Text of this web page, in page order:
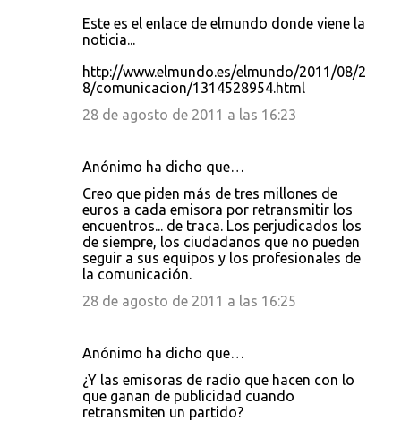
Este es el enlace de elmundo donde viene la
noticia...
http://www.elmundo.es/elmundo/2011/08/2
8/comunicacion/1314528954.html
28 de agosto de 2011 a las 16:23
Anónimo ha dicho que…
Creo que piden más de tres millones de
euros a cada emisora por retransmitir los
encuentros... de traca. Los perjudicados los
de siempre, los ciudadanos que no pueden
seguir a sus equipos y los profesionales de
la comunicación.
28 de agosto de 2011 a las 16:25
Anónimo ha dicho que…
¿Y las emisoras de radio que hacen con lo
que ganan de publicidad cuando
retransmiten un partido?